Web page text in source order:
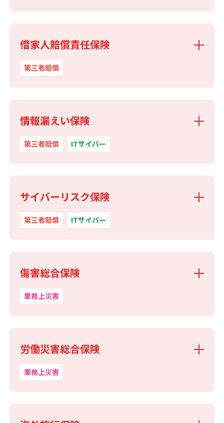
借家人賠償責任保険
第三者賠償
情報漏えい保険
第三者賠償 ITサイバー
サイバーリスク保険
第三者賠償 ITサイバー
傷害総合保険
業務上災害
労働災害総合保険
業務上災害